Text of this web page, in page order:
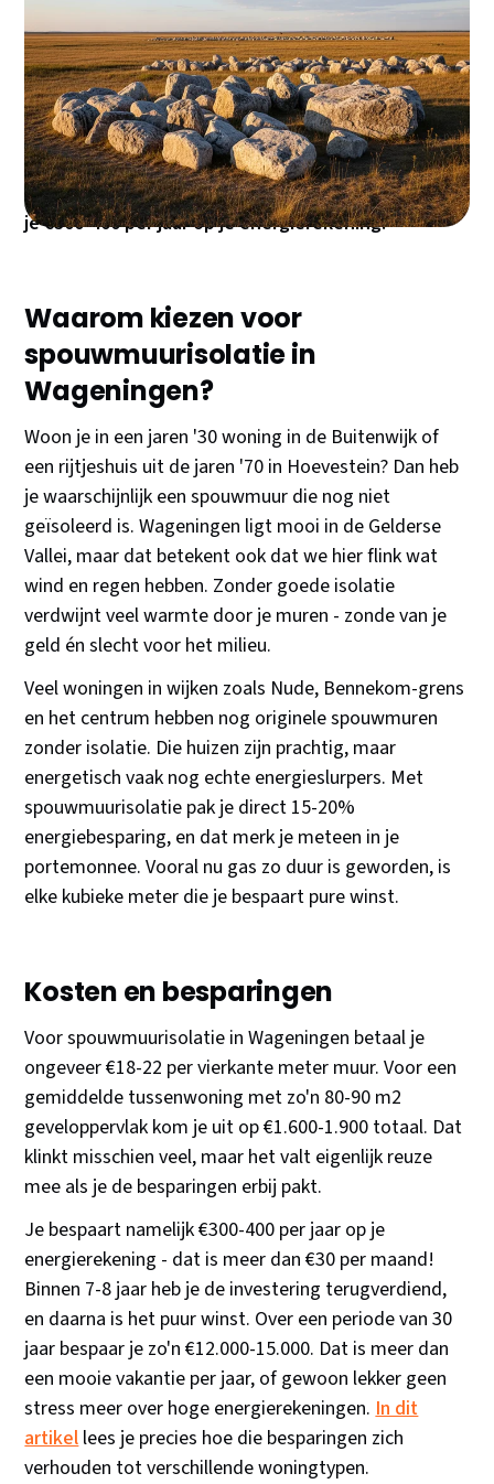
Woon je in Wageningen en twijfel je over
spouwmuurisolatie? Begrijpelijk, want je wilt
natuurlijk wel zeker weten dat het de investering
waard is. Het goede nieuws: met de huidige
energieprijzen verdien je de kosten binnen 7-8 jaar
terug, en met subsidie pak je zo €600-700 korting.
Voor een gemiddelde Wageningse woning bespaar
je €300-400 per jaar op je energierekening!
Waarom kiezen voor
spouwmuurisolatie in
Wageningen?
Woon je in een jaren '30 woning in de Buitenwijk of
een rijtjeshuis uit de jaren '70 in Hoevestein? Dan heb
je waarschijnlijk een spouwmuur die nog niet
geïsoleerd is. Wageningen ligt mooi in de Gelderse
Vallei, maar dat betekent ook dat we hier flink wat
wind en regen hebben. Zonder goede isolatie
verdwijnt veel warmte door je muren - zonde van je
geld én slecht voor het milieu.
Veel woningen in wijken zoals Nude, Bennekom-grens
en het centrum hebben nog originele spouwmuren
zonder isolatie. Die huizen zijn prachtig, maar
energetisch vaak nog echte energieslurpers. Met
spouwmuurisolatie pak je direct 15-20%
energiebesparing, en dat merk je meteen in je
portemonnee. Vooral nu gas zo duur is geworden, is
elke kubieke meter die je bespaart pure winst.
Kosten en besparingen
Voor spouwmuurisolatie in Wageningen betaal je
ongeveer €18-22 per vierkante meter muur. Voor een
gemiddelde tussenwoning met zo'n 80-90 m2
geveloppervlak kom je uit op €1.600-1.900 totaal. Dat
klinkt misschien veel, maar het valt eigenlijk reuze
mee als je de besparingen erbij pakt.
Je bespaart namelijk €300-400 per jaar op je
energierekening - dat is meer dan €30 per maand!
Binnen 7-8 jaar heb je de investering terugverdiend,
en daarna is het puur winst. Over een periode van 30
jaar bespaar je zo'n €12.000-15.000. Dat is meer dan
een mooie vakantie per jaar, of gewoon lekker geen
stress meer over hoge energierekeningen.In dit
artikellees je precies hoe die besparingen zich
verhouden tot verschillende woningtypen.